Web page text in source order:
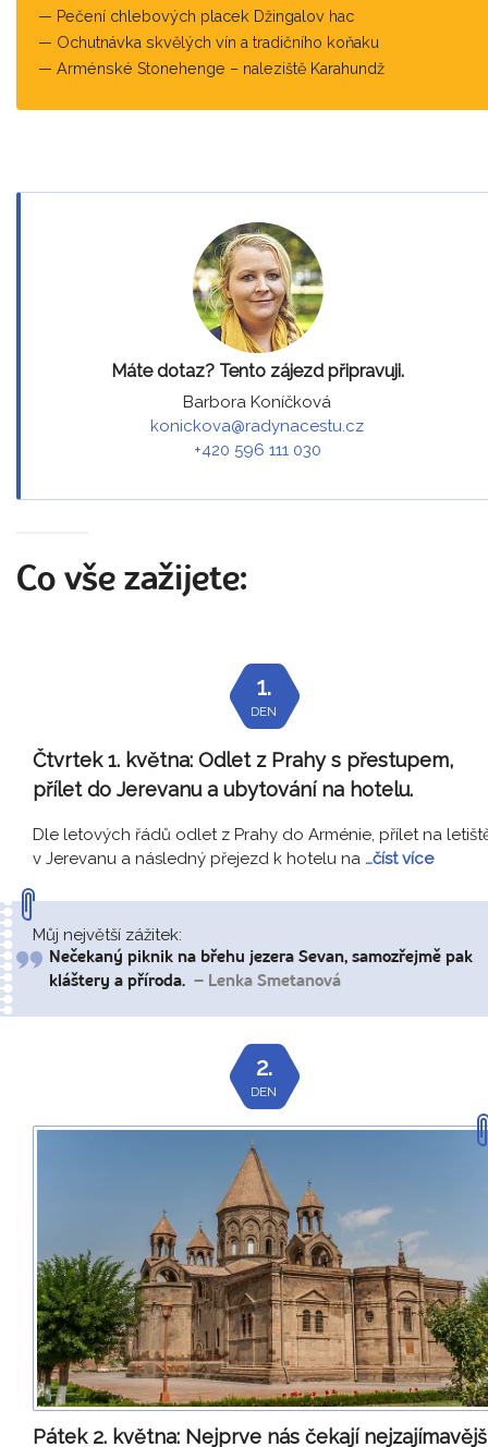
Pečení chlebových placek Džingalov hac
Ochutnávka skvělých vín a tradičního koňaku
Arménské Stonehenge – naleziště Karahundž
Máte dotaz? Tento zájezd připravuji.
Barbora Koníčková
konickova@radynacestu.cz
+420 596 111 030
Co vše zažijete:
1.
DEN
Čtvrtek 1. května: Odlet z Prahy s přestupem,
přílet do Jerevanu a ubytování na hotelu.
Dle letových řádů odlet z Prahy do Arménie, přílet na
v Jerevanu a následný přejezd k hotelu na …číst více
Můj největší zážitek:
Nečekaný piknik na břehu jezera Sevan, samozřejmě pak
kláštery a příroda. – Lenka Smetanová
2.
DEN
Pátek 2. května: Nejprve nás čekají